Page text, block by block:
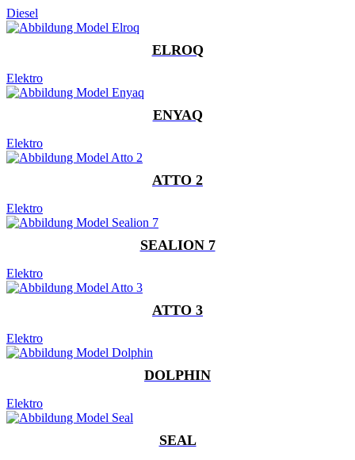
Diesel
ELROQ
Elektro
ENYAQ
Elektro
ATTO 2
Elektro
SEALION 7
Elektro
ATTO 3
Elektro
DOLPHIN
Elektro
SEAL